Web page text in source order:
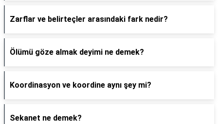
Zarflar ve belirteçler arasındaki fark nedir?
Ölümü göze almak deyimi ne demek?
Koordinasyon ve koordine aynı şey mi?
Sekanet ne demek?